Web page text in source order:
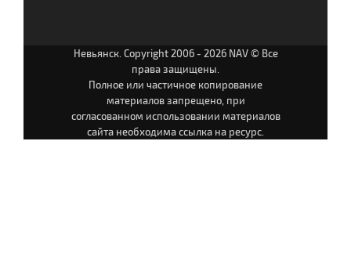
Невьянск. Copyright 2006 - 2026 NAV © Все
права защищены.
Полное или частичное копирование
материалов запрещено, при
согласованном использовании материалов
сайта необходима ссылка на ресурс.